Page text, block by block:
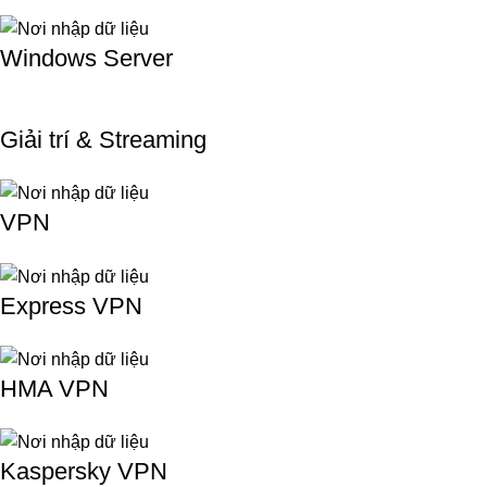
Windows Server
Giải trí & Streaming
VPN
Express VPN
HMA VPN
Kaspersky VPN